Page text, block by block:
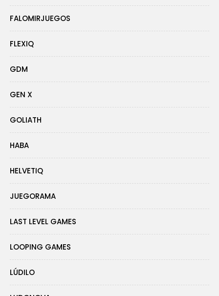
FALOMIRJUEGOS
FLEXIQ
GDM
GEN X
GOLIATH
HABA
HELVETIQ
JUEGORAMA
LAST LEVEL GAMES
LOOPING GAMES
LÚDILO